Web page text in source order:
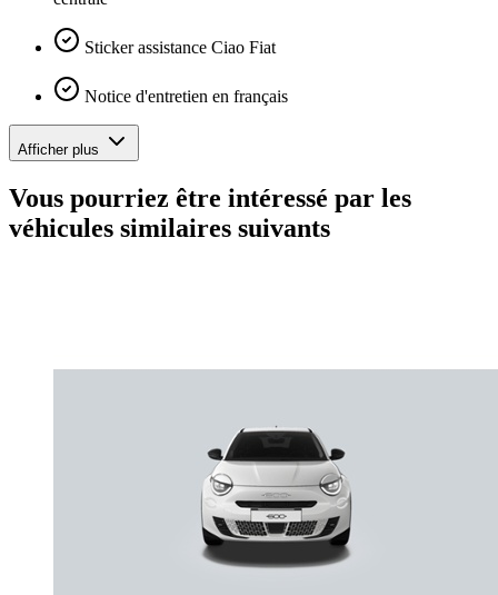
Sticker assistance Ciao Fiat
Notice d'entretien en français
Afficher plus
Vous pourriez être intéressé par les
véhicules similaires suivants